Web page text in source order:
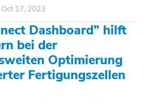
Oct 17, 2023
Dashboard” hilft
bei der
Optimierung
Fertigungszellen